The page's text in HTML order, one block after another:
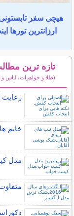
هیچی سفر
ارزانترین تورها
تازه ترین
(طلا و جواهرات، لباس
خانم
مدل